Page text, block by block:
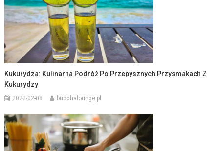
Kukurydza: Kulinarna Podróż Po Przepysznych Przysmakach Z
Kukurydzy
2022-02-08 buddhalounge.pl